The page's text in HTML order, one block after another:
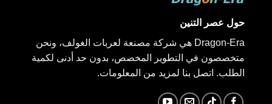
حول عصر التنين
Dragon-Era هي شركة مصنعة لعربات الغولف، ونحن
متخصصون في التطوير المخصص، بدون حد أدنى لكمية
الطلب. اتصل بنا لمزيد من المعلومات.